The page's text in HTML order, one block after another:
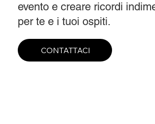
evento e creare ricordi
per te e i tuoi ospiti.
CONTATTACI